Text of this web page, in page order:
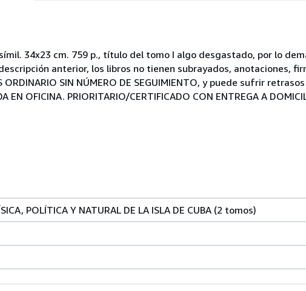
34x23 cm. 759 p., título del tomo I algo desgastado, por lo
anterior, los libros no tienen subrayados, anotaciones,
ORDINARIO SIN NÚMERO DE SEGUIMIENTO, y puede sufrir
EN OFICINA. PRIORITARIO/CERTIFICADO CON ENTREGA A
POLÍTICA Y NATURAL DE LA ISLA DE CUBA (2 tomos)